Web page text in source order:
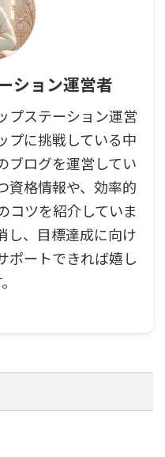
ション運営者
プステーション運営
プに挑戦している中
ブログを運営してい
資格情報や、効率的
コツを紹介していま
し、目標達成に向け
ポートできれば嬉し